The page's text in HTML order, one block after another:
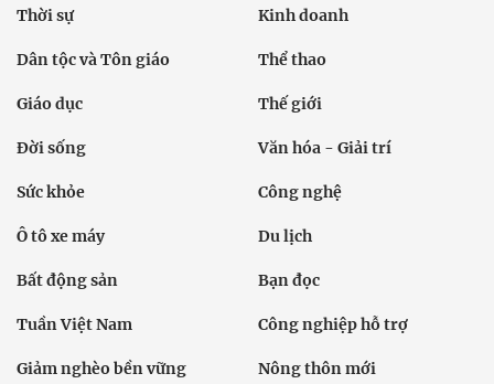
Thời sự Kinh doanh
Dân tộc và Tôn giáo Thể thao
Giáo dục Thế giới
Đời sống Văn hóa - Giải trí
Sức khỏe Công nghệ
Ô tô xe máy Du lịch
Bất động sản Bạn đọc
Tuần Việt Nam Công nghiệp hỗ trợ
Giảm nghèo bền vững Nông thôn mới